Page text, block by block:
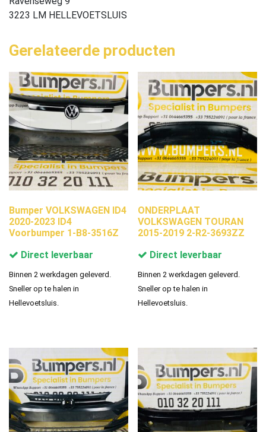
3223 LM HELLEVOETSLUIS
Gerelateerde producten
Bumper VOLKSWAGEN ID4
2020-2023 ID4
Voorbumper 1-B8-3516Z
Direct leverbaar
Binnen 2 werkdagen geleverd.
Sneller op te halen in
Hellevoetsluis.
ONDERPLAAT
VOLKSWAGEN TOURAN
2015-2019 2-R2-3693ZZ
Direct leverbaar
Binnen 2 werkdagen geleverd.
Sneller op te halen in
Hellevoetsluis.